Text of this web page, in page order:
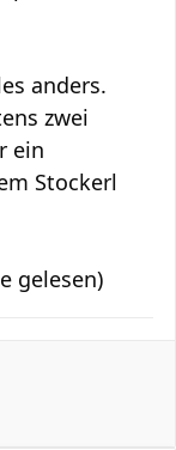
anders.
zwei
ein
Stockerl
gelesen)